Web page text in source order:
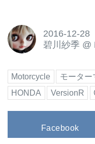
2016-12-28
碧川紗季 @
Motorcycle モーター
HONDA
VersionR
Facebook